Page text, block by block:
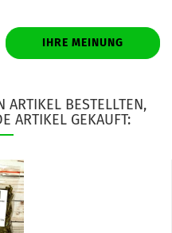
IHRE MEINUNG
ARTIKEL BESTELLTEN,
ARTIKEL GEKAUFT: